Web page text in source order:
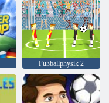
2018 Soccer World Cup Touch Fußballphysik 2